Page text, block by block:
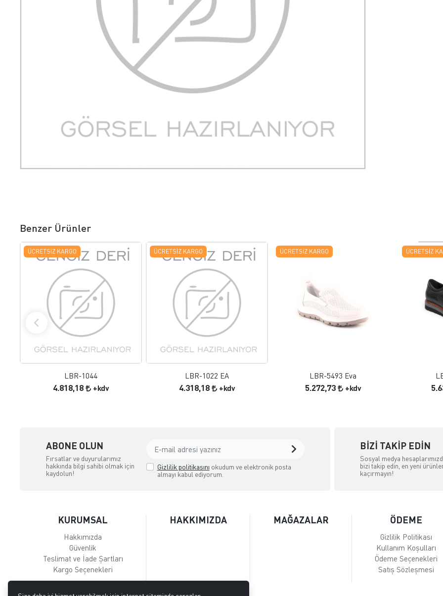
Benzer Ürünler
FAVORILERE EKLE
ÜRÜN İNCELE
ÜCRETSIZ KARGO
LBR-1044
4.818,18 +kdv
FAVORILERE EKLE
ÜRÜN İNCELE
ÜCRETSIZ KARGO
LBR-1022 EA
4.318,18 +kdv
FAVORILERE EKLE
ÜCRETSIZ KARGO
LBR-5493 Eva
5.272,73 +kdv
ÜCRETSIZ
ABONE OLUN
Fırsatlar ve duyurularımız
hakkında bilgi sahibi olmak için
kaydolun!
Gizlilik politikasını okudum ve elektronik posta
almayı kabul ediyorum.
BIZI TAKIP EDIN
Sosyal medya
bizi takip edin, en yeni
kaçırmayın!
KURUMSAL
Hakkımızda
Güvenlik
Teslimat ve İade Şartları
Kargo Seçenekleri
HAKKIMIZDA MAĞAZALAR ÖDEME
Gizlilik Politikası
Kullanım Koşulları
Ödeme Seçenekleri
Satış Sözleşmesi